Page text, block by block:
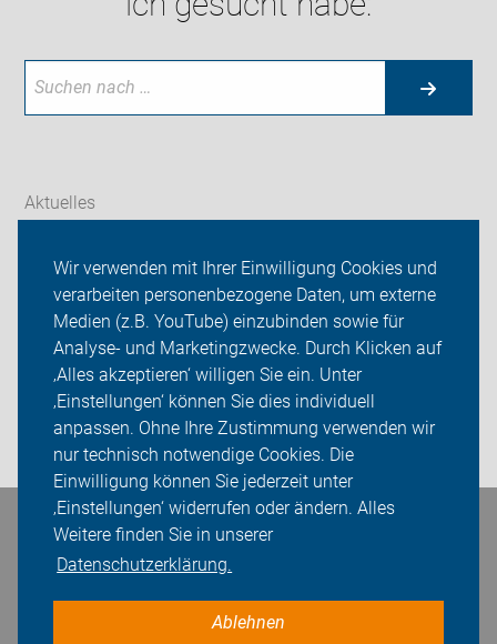
Wir verwenden mit Ihrer Einwilligung Cookies und
verarbeiten personenbezogene Daten, um externe
Medien (z.B. YouTube) einzubinden sowie für
Analyse- und Marketingzwecke. Durch Klicken auf
‚Alles akzeptieren‘ willigen Sie ein. Unter
‚Einstellungen‘ können Sie dies individuell
anpassen. Ohne Ihre Zustimmung verwenden wir
nur technisch notwendige Cookies. Die
Einwilligung können Sie jederzeit unter
‚Einstellungen‘ widerrufen oder ändern. Alles
Weitere finden Sie in unserer
Datenschutzerklärung.
Ablehnen
Aktuelles
Service-Angebote
ADFC Offenburg
Sei dabei
Login
Bleiben Sie in Kontakt